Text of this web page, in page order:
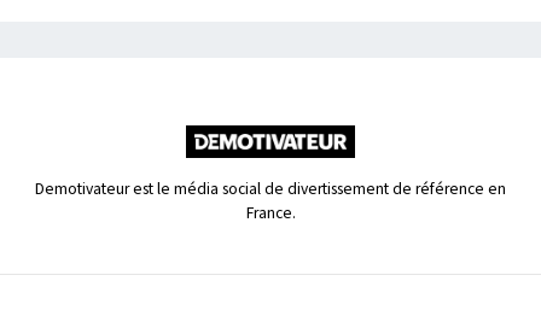
Demotivateur est le média social de divertissement de référence en
France.